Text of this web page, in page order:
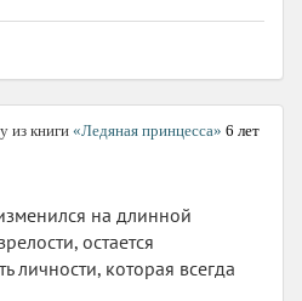
из книги «Ледяная принцесса» 6 лет
на длинной
остается
личности, которая всегда